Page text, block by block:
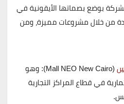
بوضع بصماتها الأيقونية في
من خلال مشروعات مميزة، ومن
(Mall NEO New Cairo):
وهو
في قطاع المراكز التجارية